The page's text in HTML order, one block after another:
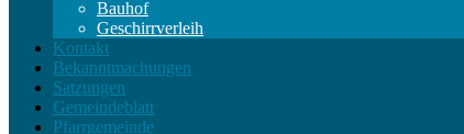
Bauhof
Geschirrverleih
Kontakt
Bekanntmachungen
Satzungen
Gemeindeblatt
Pfarrgemeinde